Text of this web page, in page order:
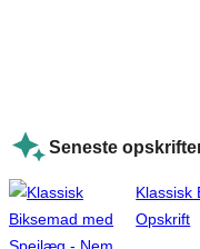
Seneste
Klassisk
Opskrift